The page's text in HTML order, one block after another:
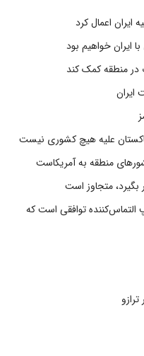
ایران اعمال کرد
خواهیم بود
در منطقه کمک کند
علیه هیچ کشوری نیست
منطقه به آمریکاست
بگیرد، متجاوز است
التماس‌کننده توافقی است که